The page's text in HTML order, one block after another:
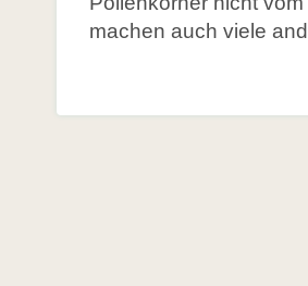
Literatur
machen auch viele